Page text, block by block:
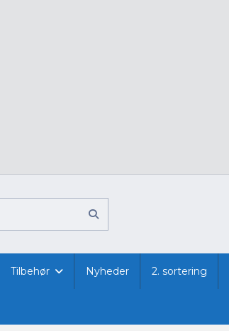
Tilbehør Nyheder 2. sortering